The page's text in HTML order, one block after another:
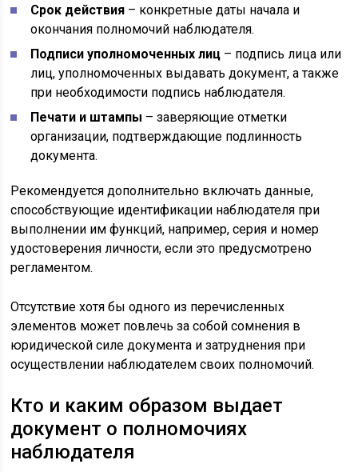
Срок действия – конкретные даты начала и
окончания полномочий наблюдателя.
Подписи уполномоченных лиц – подпись лица или
лиц, уполномоченных выдавать документ, а также
при необходимости подпись наблюдателя.
Печати и штампы – заверяющие отметки
организации, подтверждающие подлинность
документа.
Рекомендуется дополнительно включать данные,
способствующие идентификации наблюдателя при
выполнении им функций, например, серия и номер
удостоверения личности, если это предусмотрено
регламентом.
Отсутствие хотя бы одного из перечисленных
элементов может повлечь за собой сомнения в
юридической силе документа и затруднения при
осуществлении наблюдателем своих полномочий.
Кто и каким образом выдает
документ о полномочиях
наблюдателя